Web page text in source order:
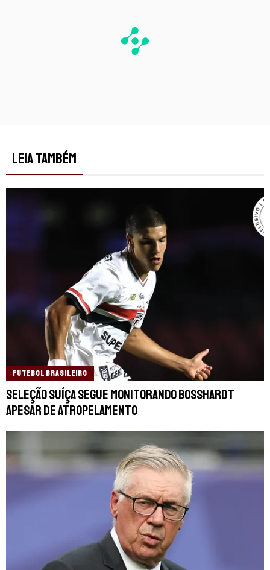
LEIA TAMBÉM
FUTEBOL BRASILEIRO
Seleção Suíça segue monitorando Bosshardt
apesar de atropelamento